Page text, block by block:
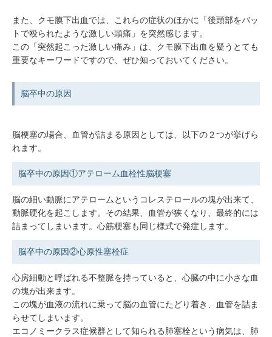
また、クモ膜下出血では、これらの症状のほかに「後頭部をバッ
トで殴られたような激しい頭痛」を突然感じます。
この「突然起こった激しい痛み」は、クモ膜下出血を疑うとても
重要なキーワードですので、ぜひ知っておいてください。
脳卒中の原因
脳梗塞の場合、血管が詰まる原因としては、以下の２つが挙げら
れます。
脳卒中の原因①アテローム血栓性脳梗塞
脳の細い動脈にアテロームというコレステロールの塊が出来て、
動脈硬化を起こします。その結果、血管が狭くなり、最終的には
詰まってしまいます。心筋梗塞も同じ様式で発症します。
脳卒中の原因②心原性塞栓症
心房細動と呼ばれる不整脈を持っていると、心臓の中に小さな血
の塊が出来ます。
この塊が血液の流れに乗って脳の血管にたどり着き、血管を詰ま
らせてしまいます。
エコノミークラス症候群として知られる肺塞栓という病気は、肺